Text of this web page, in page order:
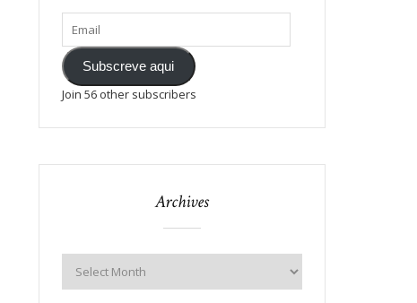
Subscreve aqui
Join 56 other subscribers
Archives